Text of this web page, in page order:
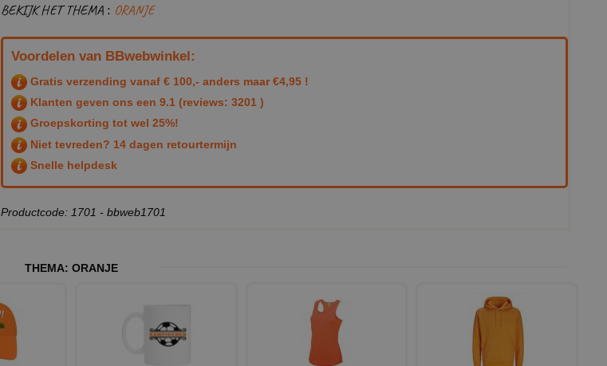
BEKIJK HET THEMA : ORANJE
Voordelen van BBwebwinkel:
Gratis verzending vanaf € 100,- anders maar €4,95 !
Klanten geven ons een 9.1 (reviews: 3201 )
Groepskorting tot wel 25%!
Niet tevreden? 14 dagen retourtermijn
Snelle helpdesk
Productcode: 1701 - bbweb1701
THEMA: ORANJE